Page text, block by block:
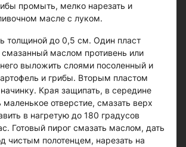
промыть, мелко нарезать и
масле с луком.
толщиной до 0,5 см. Один пласт
маслом противень или
выложить слоями посоленный и
и грибы. Вторым пластом
Края защипать, в середине
маленькое отверстие, смазать верх
в нагретую до 180 градусов
Готовый пирог смазать маслом, дать
чистым полотенцем, нарезать на